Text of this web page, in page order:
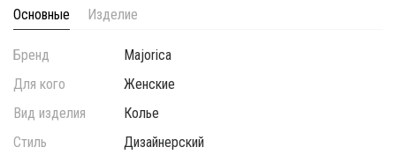
Основные Изделие
Бренд
Majorica
Для кого
Женские
Вид изделия
Колье
Стиль
Дизайнерский